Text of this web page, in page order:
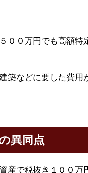
００万円でも高額特
築などに要した費用
異同点
で税抜き１００万